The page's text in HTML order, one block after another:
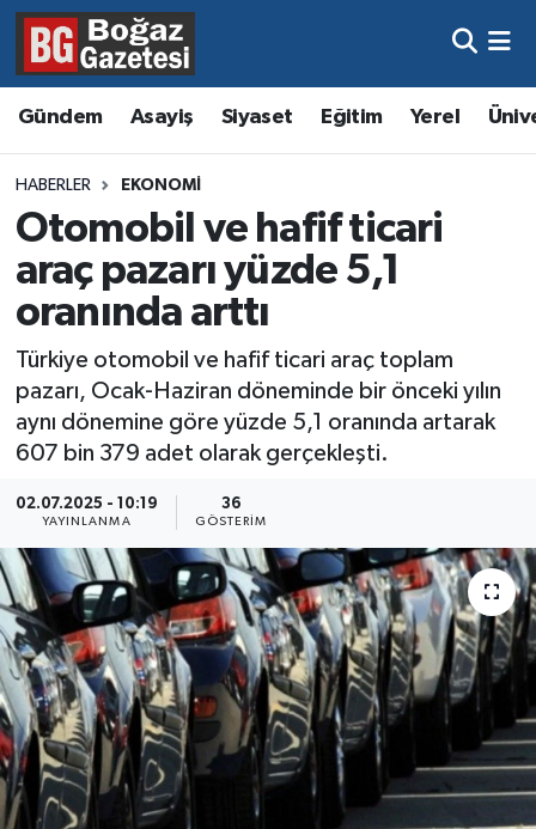
Gündem Asayiş Siyaset Eğitim Yerel
HABERLER EKONOMI
Otomobil ve hafif ticari
araç pazarı yüzde 5,1
oranında arttı
Türkiye otomobil ve hafif ticari araç toplam
pazarı, Ocak-Haziran döneminde bir önceki yılın
aynı dönemine göre yüzde 5,1 oranında artarak
607 bin 379 adet olarak gerçekleşti.
02.07.2025 - 10:19
YAYINLANMA
36
GÖSTERIM
Asayiş
Eğitim
Ekonomi
Gündem
Magazin
Resmi İlanlar
Sağlık
Hava Durumu
Trafik Durumu
Süper Lig Puan Durumu ve Fikstür
Tüm Manşetler
Haber Arşivi